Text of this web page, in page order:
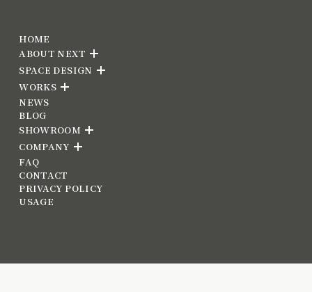
HOME
ABOUT NEXT
SPACE DESIGN
WORKS
NEWS
BLOG
SHOWROOM
COMPANY
FAQ
CONTACT
PRIVACY POLICY
USAGE